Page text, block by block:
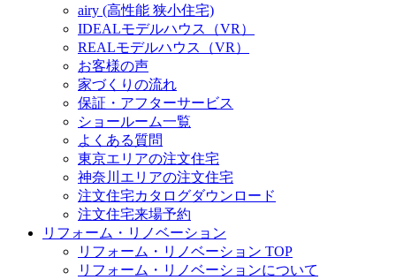
airy (高性能 狭小住宅)
IDEALモデルハウス（VR）
REALモデルハウス（VR）
お客様の声
家づくりの流れ
保証・アフターサービス
ショールーム一覧
よくある質問
東京エリアの注文住宅
神奈川エリアの注文住宅
注文住宅カタログダウンロード
注文住宅来場予約
リフォーム・リノベーション
リフォーム・リノベーション TOP
リフォーム・リノベーションについて